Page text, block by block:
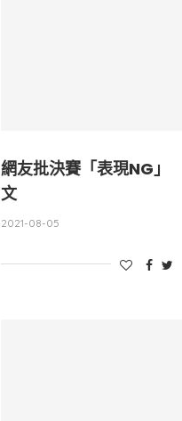
網友批決賽「表現NG」
文
2021-08-05